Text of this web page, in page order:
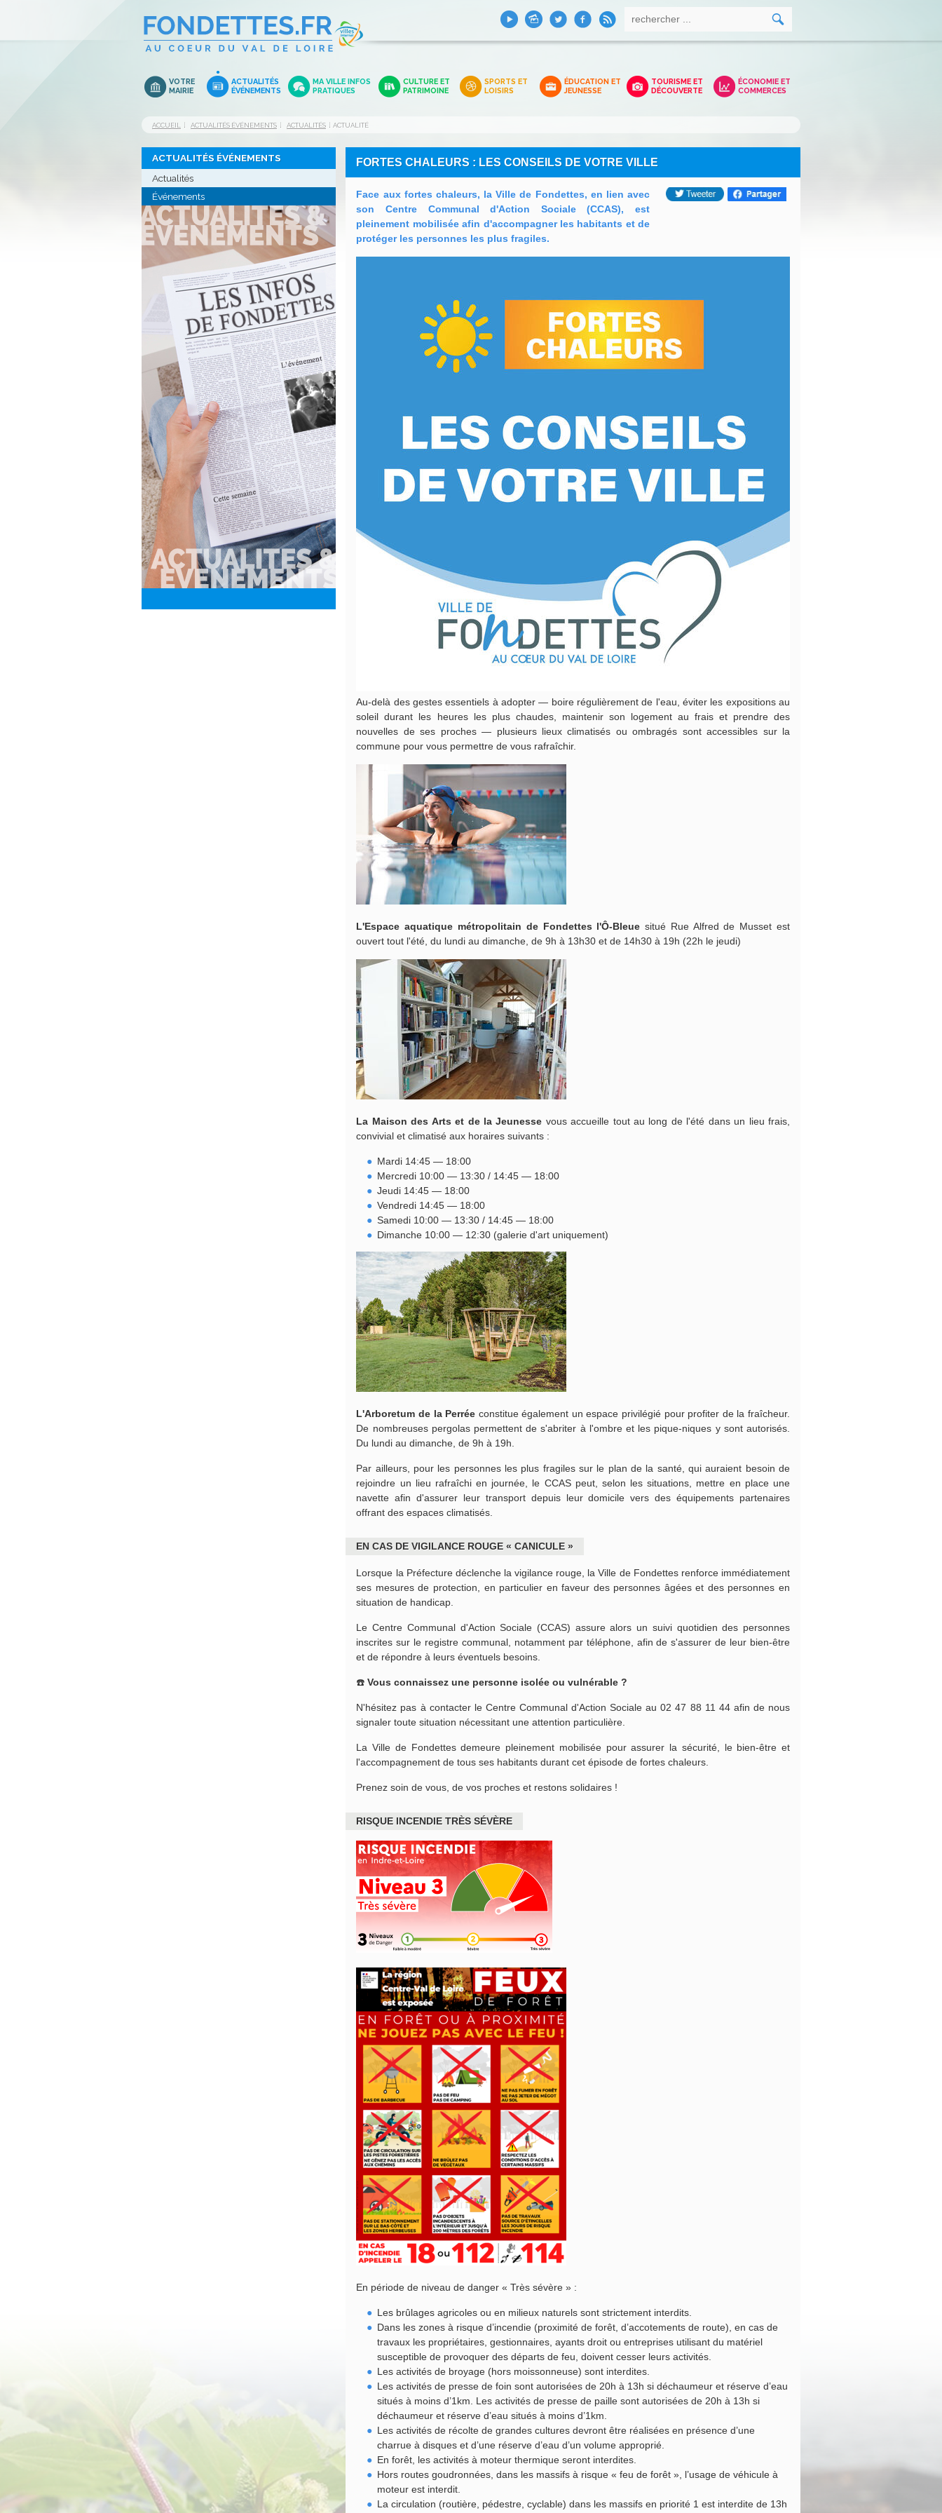
VOTRE
MAIRIE
ACTUALITÉS
ÉVÉNEMENTS
MA VILLE INFOS
PRATIQUES
CULTURE ET
PATRIMOINE
SPORTS ET
LOISIRS
ÉDUCATION ET
JEUNESSE
TOURISME ET
DÉCOUVERTE
ÉCONOMIE ET
COMMERCES
ACCUEIL ACTUALITÉS ÉVÉNEMENTS ACTUALITÉS ACTUALITÉ
ACTUALITÉS ÉVÉNEMENTS
Actualités
Événements
FORTES CHALEURS : LES CONSEILS DE VOTRE VILLE
Face aux fortes chaleurs, la Ville de Fondettes, en lien avec
son Centre Communal d'Action Sociale (CCAS), est
pleinement mobilisée afin d'accompagner les habitants et de
protéger les personnes les plus fragiles.
Au-delà des gestes essentiels à adopter — boire régulièrement de l'eau, éviter les expositions au
soleil durant les heures les plus chaudes, maintenir son logement au frais et prendre des
nouvelles de ses proches — plusieurs lieux climatisés ou ombragés sont accessibles sur la
commune pour vous permettre de vous rafraîchir.
L'Espace aquatique métropolitain de Fondettes l'Ô-Bleue situé Rue Alfred de Musset est
ouvert tout l'été, du lundi au dimanche, de 9h à 13h30 et de 14h30 à 19h (22h le jeudi)
La Maison des Arts et de la Jeunesse vous accueille tout au long de l'été dans un lieu frais,
convivial et climatisé aux horaires suivants :
Mardi 14:45 — 18:00
Mercredi 10:00 — 13:30 / 14:45 — 18:00
Jeudi 14:45 — 18:00
Vendredi 14:45 — 18:00
Samedi 10:00 — 13:30 / 14:45 — 18:00
Dimanche 10:00 — 12:30 (galerie d'art uniquement)
L'Arboretum de la Perrée constitue également un espace privilégié pour profiter de la fraîcheur.
De nombreuses pergolas permettent de s'abriter à l'ombre et les pique-niques y sont autorisés.
Du lundi au dimanche, de 9h à 19h.
Par ailleurs, pour les personnes les plus fragiles sur le plan de la santé, qui auraient besoin de
rejoindre un lieu rafraîchi en journée, le CCAS peut, selon les situations, mettre en place une
navette afin d'assurer leur transport depuis leur domicile vers des équipements partenaires
offrant des espaces climatisés.
EN CAS DE VIGILANCE ROUGE « CANICULE »
Lorsque la Préfecture déclenche la vigilance rouge, la Ville de Fondettes renforce immédiatement
ses mesures de protection, en particulier en faveur des personnes âgées et des personnes en
situation de handicap.
Le Centre Communal d'Action Sociale (CCAS) assure alors un suivi quotidien des personnes
inscrites sur le registre communal, notamment par téléphone, afin de s'assurer de leur bien-être
et de répondre à leurs éventuels besoins.
☎️Vous connaissez une personne isolée ou vulnérable ?
N'hésitez pas à contacter le Centre Communal d'Action Sociale au 02 47 88 11 44 afin de nous
signaler toute situation nécessitant une attention particulière.
La Ville de Fondettes demeure pleinement mobilisée pour assurer la sécurité, le bien-être et
l'accompagnement de tous ses habitants durant cet épisode de fortes chaleurs.
Prenez soin de vous, de vos proches et restons solidaires !
RISQUE INCENDIE TRÈS SÉVÈRE
En période de niveau de danger « Très sévère » :
Les brûlages agricoles ou en milieux naturels sont strictement interdits.
Dans les zones à risque d’incendie (proximité de forêt, d’accotements de route), en cas de
travaux les propriétaires, gestionnaires, ayants droit ou entreprises utilisant du matériel
susceptible de provoquer des départs de feu, doivent cesser leurs activités.
Les activités de broyage (hors moissonneuse) sont interdites.
Les activités de presse de foin sont autorisées de 20h à 13h si déchaumeur et réserve d’eau
situés à moins d’1km. Les activités de presse de paille sont autorisées de 20h à 13h si
déchaumeur et réserve d’eau situés à moins d’1km.
Les activités de récolte de grandes cultures devront être réalisées en présence d’une
charrue à disques et d’une réserve d’eau d’un volume approprié.
En forêt, les activités à moteur thermique seront interdites.
Hors routes goudronnées, dans les massifs à risque « feu de forêt », l’usage de véhicule à
moteur est interdit.
La circulation (routière, pédestre, cyclable) dans les massifs en priorité 1 est interdite de 13h